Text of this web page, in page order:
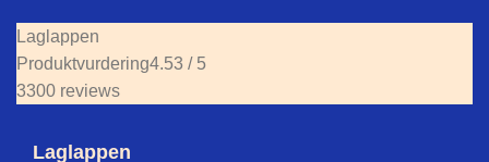
Laglappen
Produktvurdering4.53 / 5
3300 reviews
Laglappen